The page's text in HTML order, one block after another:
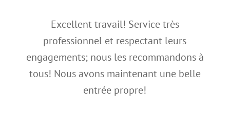
Excellent travail! Service très
professionnel et respectant leurs
engagements; nous les recommandons à
tous! Nous avons maintenant une belle
entrée propre!